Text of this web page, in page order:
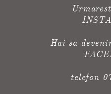
Hai sa
telefon